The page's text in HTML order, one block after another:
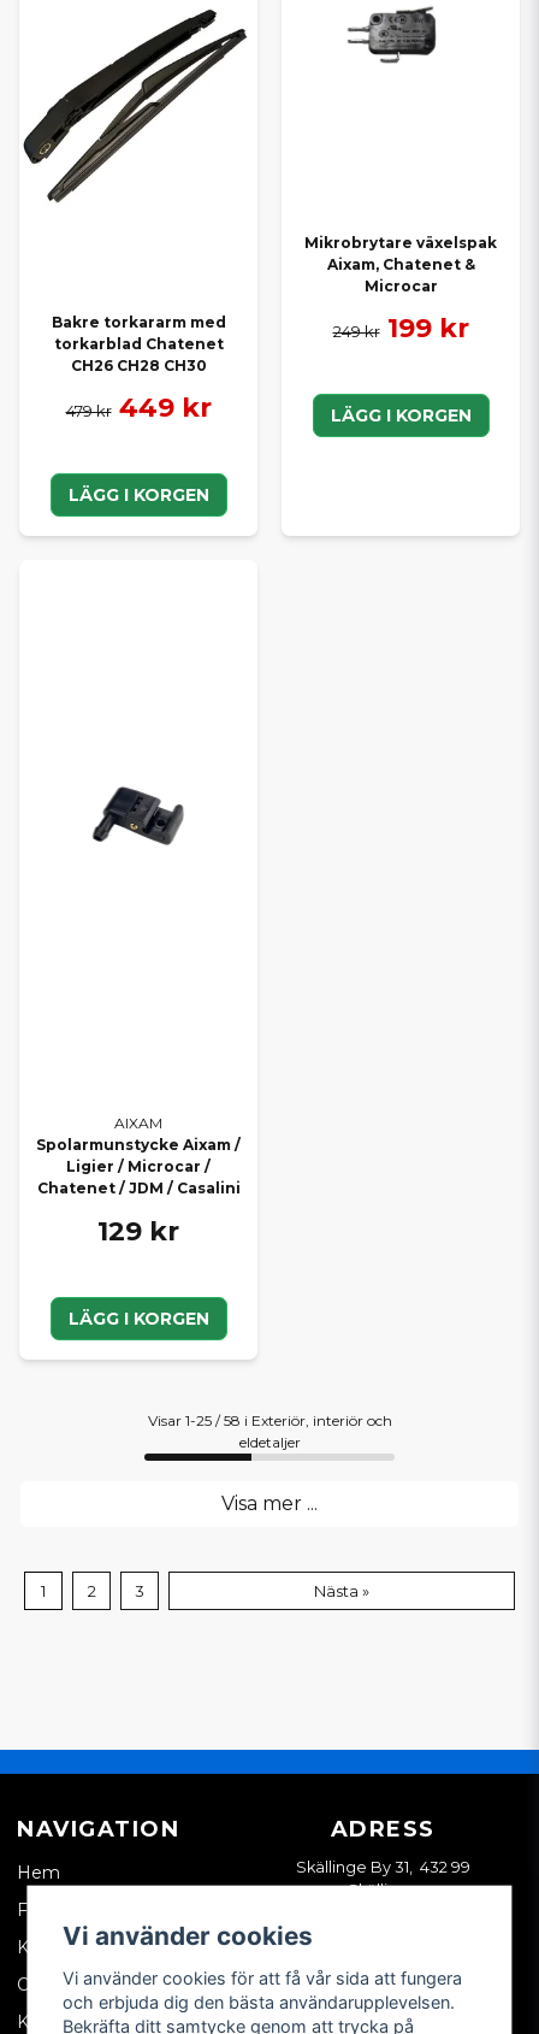
Bakre torkararm med
torkarblad Chatenet
CH26 CH28 CH30
479 kr 449 kr
LÄGG I KORGEN
Mikrobrytare växelspak
Aixam, Chatenet &
Microcar
249 kr 199 kr
LÄGG I KORGEN
AIXAM
Spolarmunstycke Aixam /
Ligier / Microcar /
Chatenet / JDM / Casalini
129 kr
LÄGG I KORGEN
Visar 1-25 / 58 i Exteriör, interiör och
eldetaljer
Visa mer ...
1 2 3 Nästa »
NAVIGATION
Hem
Företagskund
Kontakta oss
Om oss
Köpvillkor
ADRESS
Skällinge By 31, 432 99
Skällinge
Vi använder cookies
Vi använder cookies för att få vår sida att fungera
och erbjuda dig den bästa användarupplevelsen.
Bekräfta ditt samtycke genom att trycka på